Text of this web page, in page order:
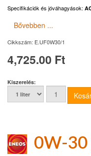
Specifikációk és jóváhagyások:
Bővebben ...
Cikkszám: E.UF0W30/1
4,725.00 Ft
Kiszerelés:
0W-30